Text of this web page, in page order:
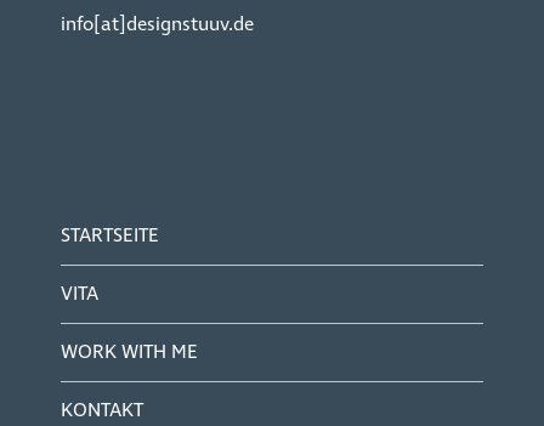
info[at]designstuuv.de
STARTSEITE
VITA
WORK WITH ME
KONTAKT